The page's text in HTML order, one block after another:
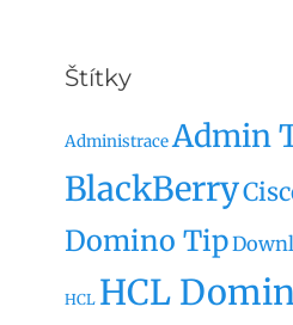
Štítky
AdministraceAdmin
BlackBerry
Domino Tip
HCL HCL